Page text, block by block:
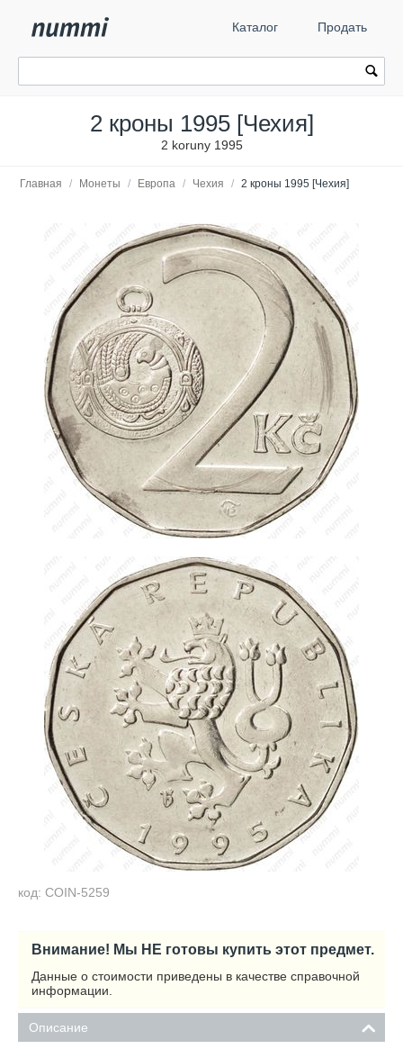
Каталог Продать
2 кроны 1995 [Чехия]
2 koruny 1995
Главная / Монеты / Европа / Чехия / 2 кроны 1995 [Чехия]
код: COIN-5259
Внимание! Мы НЕ готовы купить этот предмет.
Данные о стоимости приведены в качестве справочной
информации.
Описание